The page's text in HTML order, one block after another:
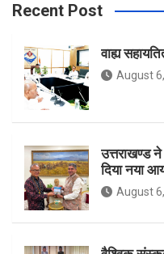
o
k
Recent Post
वाह्य
August
उत्तराखण्ड
दिया नया
August